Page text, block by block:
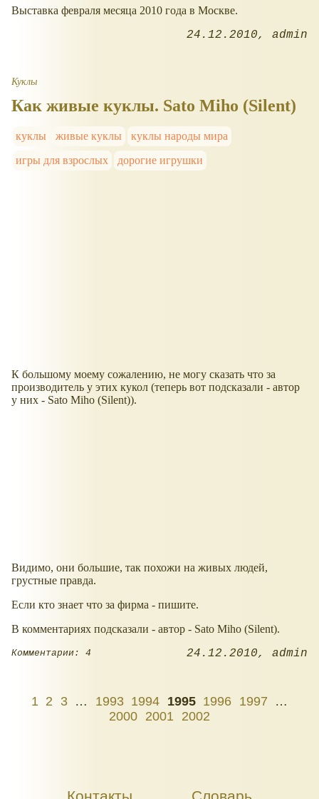
Выставка февраля месяца 2010 года в Москве.
24.12.2010 admin
Куклы
Как живые куклы. Sato Miho (Silent)
куклы живые куклы
куклы народы мира
игры для взрослых
дорогие игрушки
К большому моему сожалению, не могу сказать что за
производитель у этих кукол (теперь вот подсказали - автор
у них - Sato Miho (Silent)).
Видимо, они большие, так похожи на живых людей,
грустные правда.
Если кто знает что за фирма - пишите.
В комментариях подсказали - автор - Sato Miho (Silent).
Комментарии: 4 24.12.2010 admin
1 2 3 … 1993 1994 1995 1996 1997
…
2000 2001 2002
Контакты Словарь